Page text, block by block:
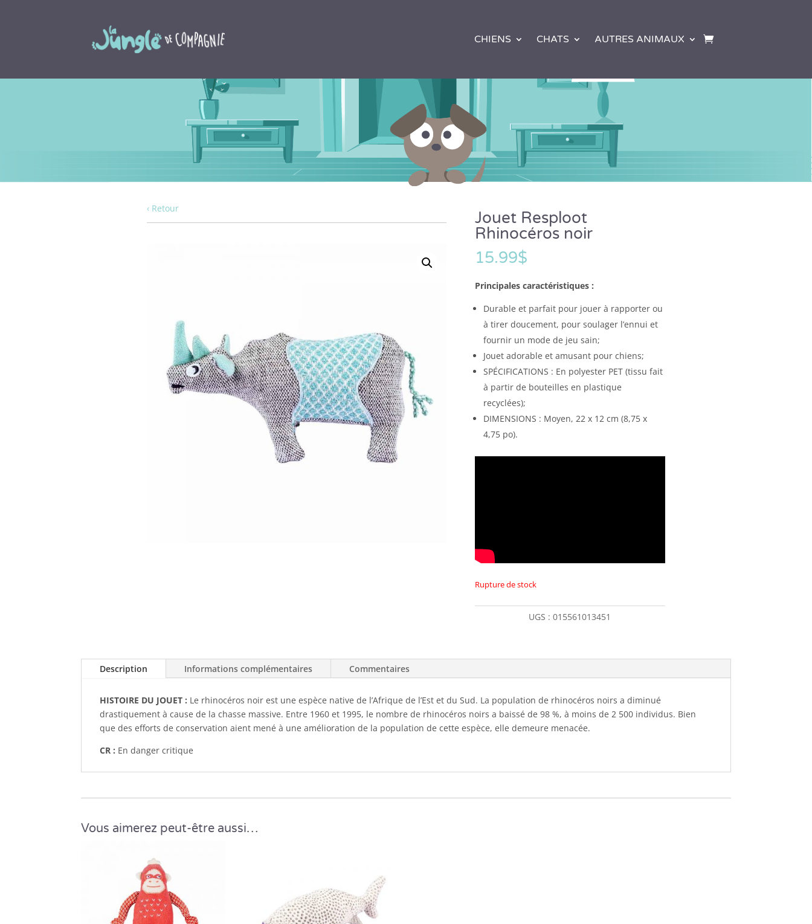
CHIENS CHATS AUTRES ANIMAUX
‹ Retour
Jouet Resploot
Rhinocéros noir
15.99$
Principales caractéristiques :
Durable et parfait pour jouer à rapporter ou
à tirer doucement, pour soulager l’ennui et
fournir un mode de jeu sain;
Jouet adorable et amusant pour chiens;
SPÉCIFICATIONS : En polyester PET (tissu fait
à partir de bouteilles en plastique
recyclées);
DIMENSIONS : Moyen, 22 x 12 cm (8,75 x
4,75 po).
Rupture de stock
UGS :015561013451
Description Informations complémentaires Commentaires
HISTOIRE DU JOUET : Le rhinocéros noir est une espèce native de l’Afrique de l’Est et du Sud. La population de rhinocéros noirs a diminué
drastiquement à cause de la chasse massive. Entre 1960 et 1995, le nombre de rhinocéros noirs a baissé de 98 %, à moins de 2 500 individus. Bien
que des efforts de conservation aient mené à une amélioration de la population de cette espèce, elle demeure menacée.
CR : En danger critique
Vous aimerez peut-être aussi…